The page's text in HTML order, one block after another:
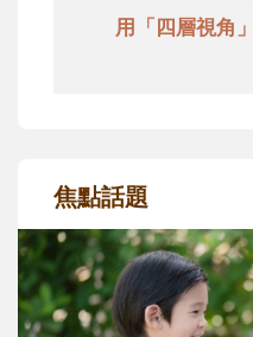
用「四層視角
焦點話題
和孩子一起長大
不同模樣